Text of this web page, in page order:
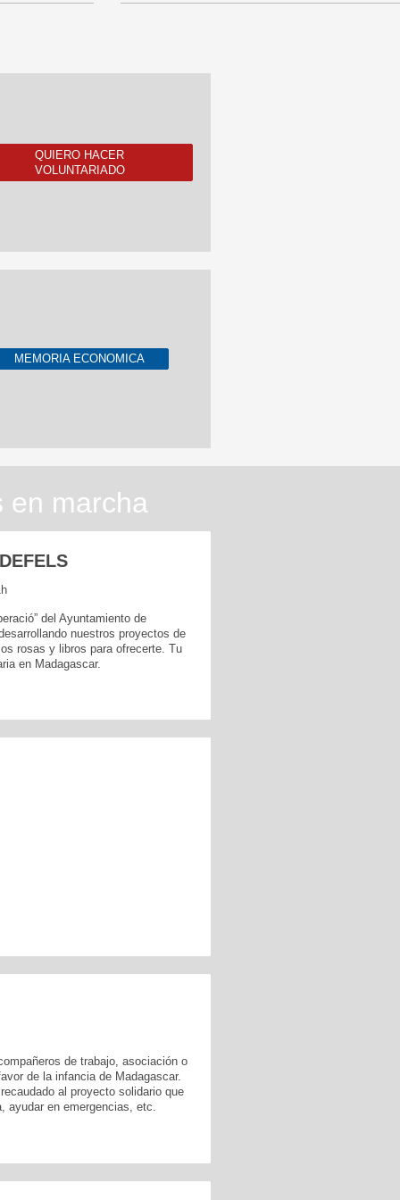
QUIERO HACER
VOLUNTARIADO
MEMORIA ECONOMICA
en marcha
del Ayuntamiento de
nuestros proyectos de
rosas y libros para ofrecerte. Tu
en Madagascar.
de trabajo, asociación o
de la infancia de Madagascar.
al proyecto solidario que
ayudar en emergencias, etc.